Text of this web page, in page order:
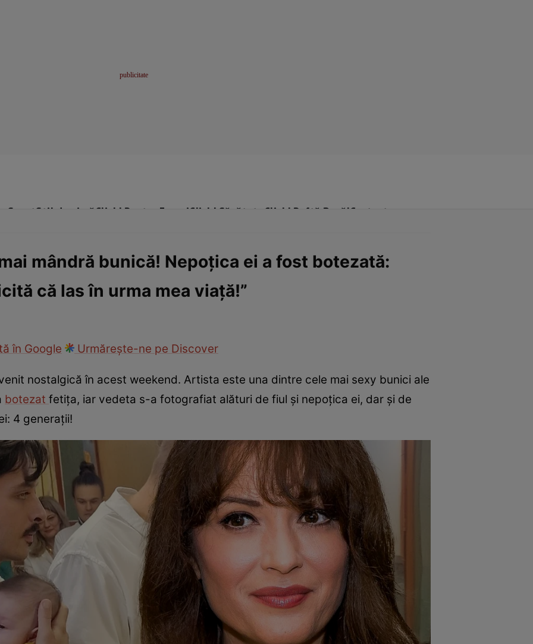
SportStil de viațăClick! Pentru FemeiClick! Sănătate Click! Poftă Bună!Contact
Paparazzii Click!
mândră bunică! Nepoțica ei a fost botezată:
că las în urma mea viață!”
în Google Urmărește-ne pe Discover
nostalgică în acest weekend. Artista este una dintre cele mai sexy bunici ale
botezat fetița, iar vedeta s-a fotografiat alături de fiul și nepoțica ei, dar și de
4 generații!